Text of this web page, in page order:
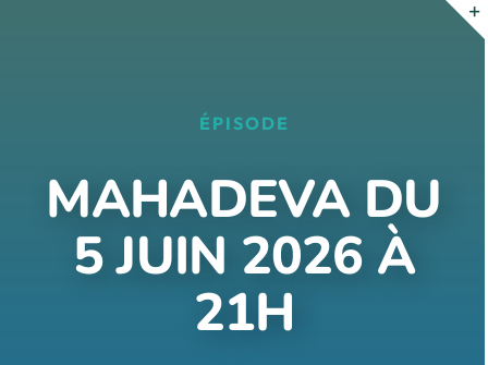
ÉPISODE
MAHADEVA DU
5 JUIN 2026 À
21H